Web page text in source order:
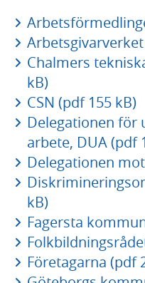
Chalmers
kB)
CSN (pdf 155 kB)
Delegationen för
arbete, DUA (pdf
Delegationen
kB)
Fagersta
Företagarna (pdf